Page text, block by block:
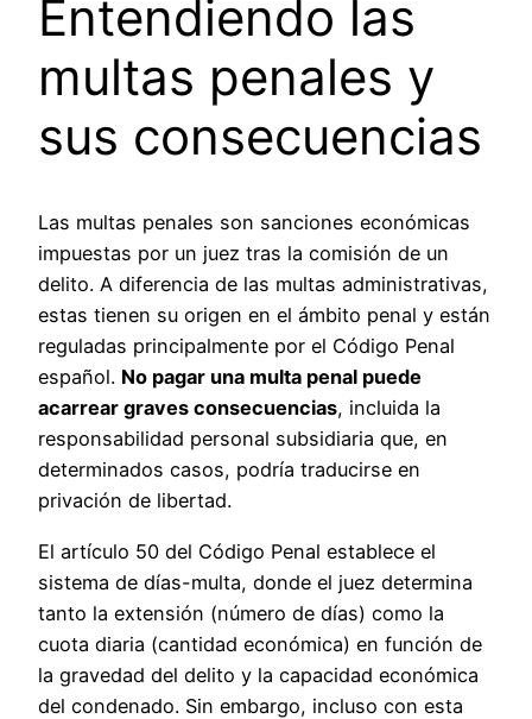
Entendiendo las
multas penales y
sus consecuencias
Las multas penales son sanciones económicas
impuestas por un juez tras la comisión de un
delito. A diferencia de las multas administrativas,
estas tienen su origen en el ámbito penal y están
reguladas principalmente por el Código Penal
español. No pagar una multa penal puede
acarrear graves consecuencias, incluida la
responsabilidad personal subsidiaria que, en
determinados casos, podría traducirse en
privación de libertad.
El artículo 50 del Código Penal establece el
sistema de días-multa, donde el juez determina
tanto la extensión (número de días) como la
cuota diaria (cantidad económica) en función de
la gravedad del delito y la capacidad económica
del condenado. Sin embargo, incluso con esta